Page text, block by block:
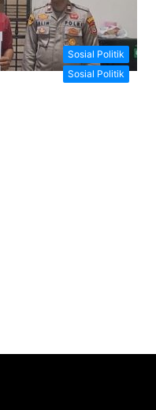
Sosial Politik
Sosial Politik